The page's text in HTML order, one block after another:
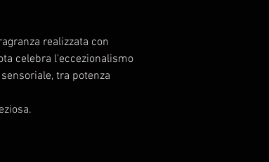
realizzata con
celebra l'eccezionalismo
tra potenza